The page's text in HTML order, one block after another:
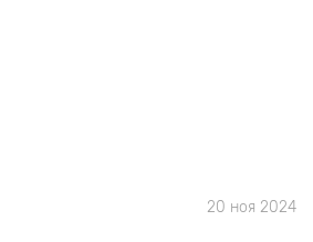
20 ноя 2024